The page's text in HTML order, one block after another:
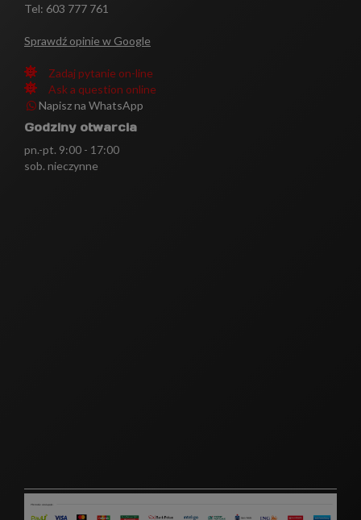
Tel: 603 777 761
Sprawdź opinie w Google
Zadaj pytanie on-line
Ask a question online
Napisz na WhatsApp
Godziny otwarcia
pn.-pt. 9:00 - 17:00
sob. nieczynne